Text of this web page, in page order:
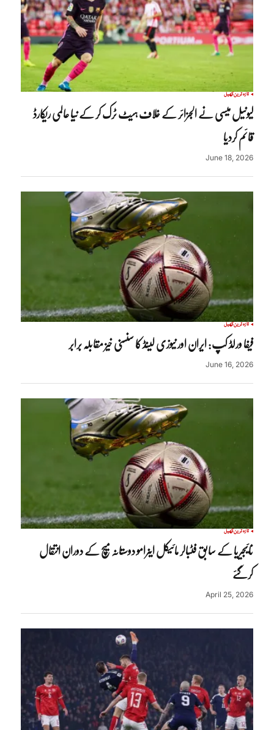
تازہ ترینکھیل
لیونیل میسی نے الجزائر کے خلاف ہیٹ ٹرک کر کے نیا عالمی ریکارڈ
قائم کردیا
June 18, 2026
تازہ ترینکھیل
فیفا ورلڈ کپ: ایران اور نیوزی لینڈ کا سنسنی خیز مقابلہ برابر
June 16, 2026
تازہ ترینکھیل
نائیجیریا کے سابق فٹبالر مائیکل اینرامو دوستانہ میچ کے دوران انتقال
کرگئے
April 25, 2026